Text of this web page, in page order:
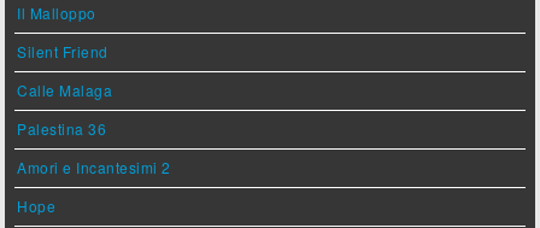
Il Malloppo
Silent Friend
Calle Malaga
Palestina 36
Amori e Incantesimi 2
Hope